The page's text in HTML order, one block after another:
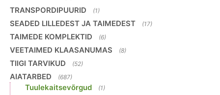
TRANSPORDIPUURID (1)
SEADED LILLEDEST JA TAIMEDEST (17)
TAIMEDE KOMPLEKTID (6)
VEETAIMED KLAASANUMAS (8)
TIIGI TARVIKUD (52)
AIATARBED (687)
Tuulekaitsevõrgud (1)